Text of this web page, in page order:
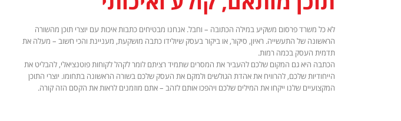
לא כל משרד פרסום משקיע במילה הכתובה – וחבל. אנחנו מבטיחים כתבות איכות עם יוצרי תוכן מהשורה
הראשונה של התעשייה. ראיון, סיקור, או ביקור בעסק שיולידו כתבה מושקעת, מעניינת והכי חשוב – מעלה את
תדמית העסק בכמה רמות.
הכתבה היא גם המקום שלכם להעביר את המסרים שתמיד רציתם לומר לקהל לקוחות פוטנציאלי, להבליט את
הייחודיות שלכם, להרוויח את אהדת הגולשים ולמקם את העסק שלכם בשורה הראשונה בתחומו. יוצרי התוכן
המקצועיים שלנו ייקחו את המילים שלכם ויהפכו אותם לזהב – אתם מוזמנים לראות את הקסם הזה קורה.